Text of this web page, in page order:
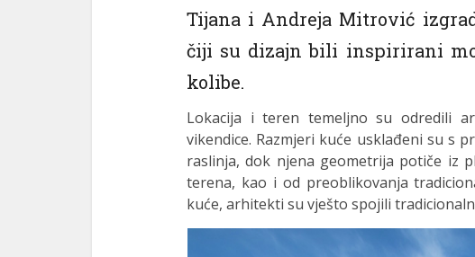
Tijana i Andreja Mitrović
čiji su dizajn bili inspirirani
kolibe.
Lokacija i teren temeljno su odredili
vikendice. Razmjeri kuće usklađeni su s
raslinja, dok njena geometrija potiče iz
terena, kao i od preoblikovanja
kuće, arhitekti su vješto spojili